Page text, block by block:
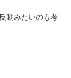
動みたいのも考